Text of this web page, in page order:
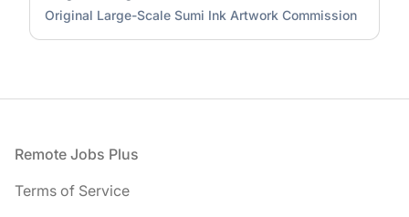
Original Large-Scale Sumi Ink Artwork Commission
Footer
Remote Jobs Plus
Terms of Service